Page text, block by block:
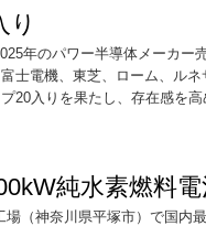
り
年のパワー半導体メーカー
士電機、東芝、ローム、ル
20入りを果たし、存在感を
純水素燃料
場（神奈川県平塚市）で国内